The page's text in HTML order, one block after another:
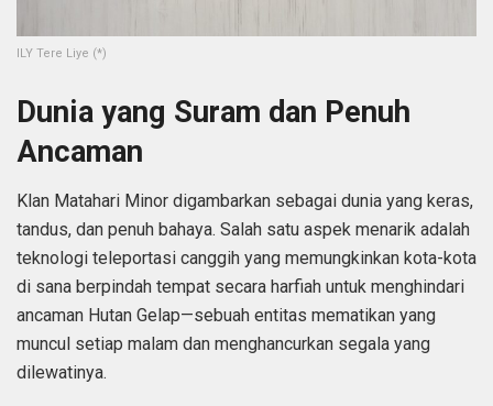
ILY Tere Liye (*)
Dunia yang Suram dan Penuh
Ancaman
Klan Matahari Minor digambarkan sebagai dunia yang keras,
tandus, dan penuh bahaya. Salah satu aspek menarik adalah
teknologi teleportasi canggih yang memungkinkan kota-kota
di sana berpindah tempat secara harfiah untuk menghindari
ancaman Hutan Gelap—sebuah entitas mematikan yang
muncul setiap malam dan menghancurkan segala yang
dilewatinya.